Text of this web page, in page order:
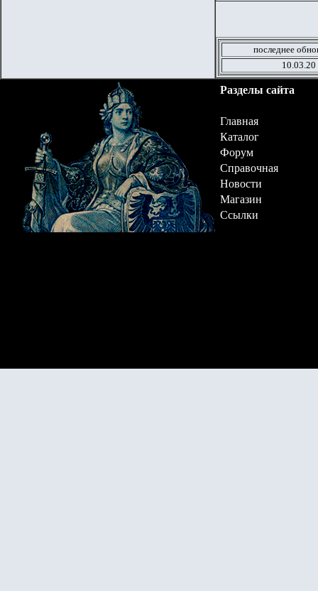
последнее
10.03.20
Разделы сайта
Главная
Каталог
Форум
Справочная
Новости
Магазин
Ссылки